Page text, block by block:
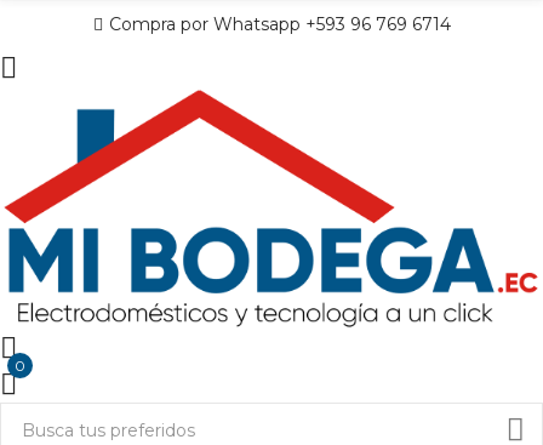
Compra por Whatsapp +593 96 769 6714
0